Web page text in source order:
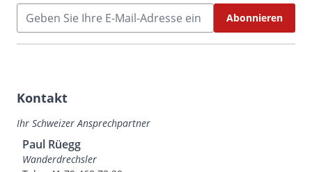
Abonnieren
Kontakt
Ihr Schweizer Ansprechpartner
Paul Rüegg
Wanderdrechsler